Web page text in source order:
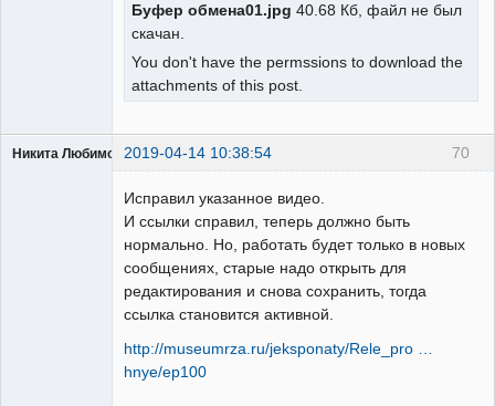
Буфер обмена01.jpg 40.68 Кб, файл не был
скачан.
You don't have the permssions to download the
attachments of this post.
70
Никита Любимов 2019-04-14 10:38:54
Исправил указанное видео.
И ссылки справил, теперь должно быть
нормально. Но, работать будет только в новых
сообщениях, старые надо открыть для
редактирования и снова сохранить, тогда
ссылка становится активной.
http://museumrza.ru/jeksponaty/Rele_pro …
hnye/ep100